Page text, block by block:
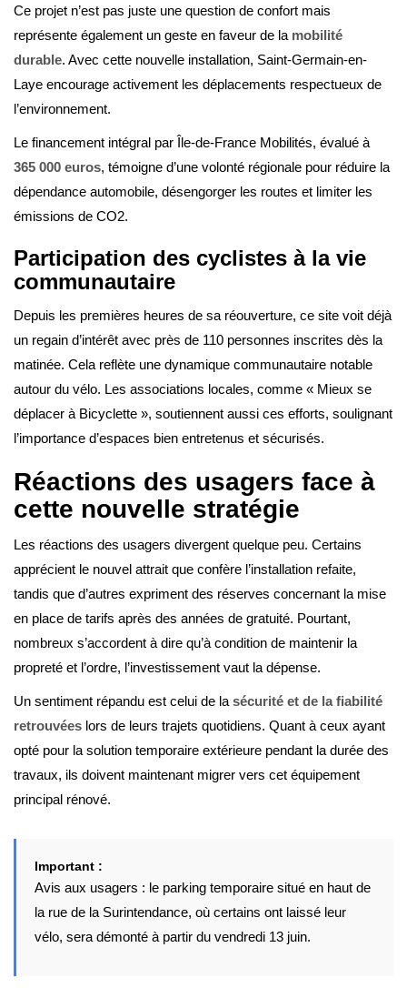
Ce projet n’est pas juste une question de confort mais
représente également un geste en faveur de la mobilité
durable. Avec cette nouvelle installation, Saint-Germain-en-
Laye encourage activement les déplacements respectueux de
l’environnement.
Le financement intégral par Île-de-France Mobilités, évalué à
365 000 euros, témoigne d’une volonté régionale pour réduire la
dépendance automobile, désengorger les routes et limiter les
émissions de CO2.
Participation des cyclistes à la vie
communautaire
Depuis les premières heures de sa réouverture, ce site voit déjà
un regain d’intérêt avec près de 110 personnes inscrites dès la
matinée. Cela reflète une dynamique communautaire notable
autour du vélo. Les associations locales, comme « Mieux se
déplacer à Bicyclette », soutiennent aussi ces efforts, soulignant
l’importance d’espaces bien entretenus et sécurisés.
Réactions des usagers face à
cette nouvelle stratégie
Les réactions des usagers divergent quelque peu. Certains
apprécient le nouvel attrait que confère l’installation refaite,
tandis que d’autres expriment des réserves concernant la mise
en place de tarifs après des années de gratuité. Pourtant,
nombreux s’accordent à dire qu’à condition de maintenir la
propreté et l’ordre, l’investissement vaut la dépense.
Un sentiment répandu est celui de la sécurité et de la fiabilité
retrouvées lors de leurs trajets quotidiens. Quant à ceux ayant
opté pour la solution temporaire extérieure pendant la durée des
travaux, ils doivent maintenant migrer vers cet équipement
principal rénové.
Important :
Avis aux usagers : le parking temporaire situé en haut de
la rue de la Surintendance, où certains ont laissé leur
vélo, sera démonté à partir du vendredi 13 juin.